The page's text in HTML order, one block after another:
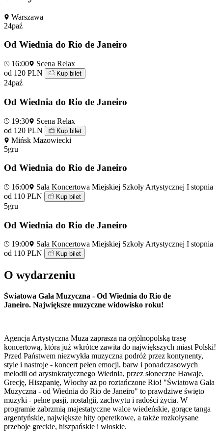
Warszawa
24paź
Od Wiednia do Rio de Janeiro
16:00
Scena Relax
od 120 PLN
Kup bilet
24paź
Od Wiednia do Rio de Janeiro
19:30
Scena Relax
od 120 PLN
Kup bilet
Mińsk Mazowiecki
5gru
Od Wiednia do Rio de Janeiro
16:00
Sala Koncertowa Miejskiej Szkoły Artystycznej I stopnia
od 110 PLN
Kup bilet
5gru
Od Wiednia do Rio de Janeiro
19:00
Sala Koncertowa Miejskiej Szkoły Artystycznej I stopnia
od 110 PLN
Kup bilet
O wydarzeniu
Światowa Gala Muzyczna - Od Wiednia do Rio de
Janeiro. Największe muzyczne widowisko roku!
Agencja Artystyczna Muza zaprasza na ogólnopolską trasę
koncertową, która już wkrótce zawita do największych miast Polski!
Przed Państwem niezwykła muzyczna podróż przez kontynenty,
style i nastroje - koncert pełen emocji, barw i ponadczasowych
melodii od arystokratycznego Wiednia, przez słoneczne Hawaje,
Grecję, Hiszpanię, Włochy aż po roztańczone Rio! "Światowa Gala
Muzyczna - od Wiednia do Rio de Janeiro" to prawdziwe święto
muzyki - pełne pasji, nostalgii, zachwytu i radości życia. W
programie zabrzmią majestatyczne walce wiedeńskie, gorące tanga
argentyńskie, największe hity operetkowe, a także rozkołysane
przeboje greckie, hiszpańskie i włoskie.